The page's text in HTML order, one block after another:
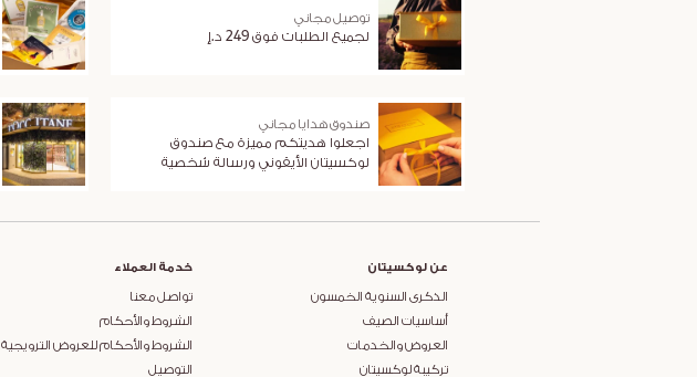
توصيل مجاني
لجميع الطلبات فوق 249 د.إ
صندوق هدايا مجاني
اجعلوا هديتكم مميزة مع صندوق
لوكسيتان الأيقوني ورسالة شخصية
عن لوكسيتان
الذكرى السنوية الخمسون
أساسيات الصيف
العروض والخدمات
تركيبة لوكسيتان
خدمة العملاء
تواصل معنا
الشروط والأحكام
الشروط والأحكام للعروض الترويجية
التوصيل